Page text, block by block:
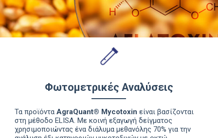
Φωτομετρικές Αναλύσεις
Τα προϊόντα AgraQuant® Mycotoxin είναι βασίζονται
στη μέθοδο ELISA. Με κοινή εξαγωγή δείγματος
χρησιμοποιώντας ένα διάλυμα μεθανόλης 70% για την